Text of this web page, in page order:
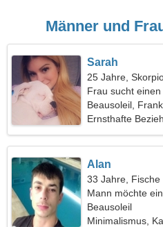
Männer und
Sarah
25 Jahre,
Frau sucht einen
Beausoleil,
Ernsthafte
Alan
33 Jahre, Fische
Mann möchte
Beausoleil
Minimalismus,